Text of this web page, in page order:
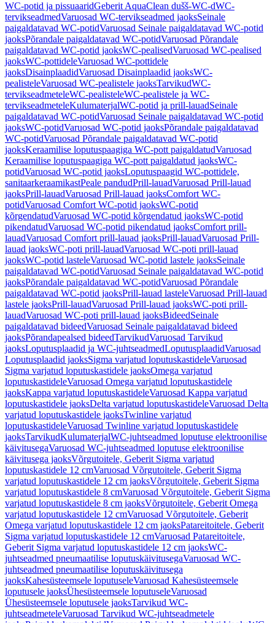
WC-potid ja pissuaaridGeberit AquaClean dušš-WC-dWC-
tervikseadmedVaruosad WC-tervikseadmed jaoksSeinale
paigaldatavad WC-potidVaruosad Seinale paigaldatavad WC-potid
jaoksPõrandale paigaldatavad WC-potidVaruosad Põrandale
paigaldatavad WC-potid jaoksWC-pealisedVaruosad WC-pealised
jaoksWC-pottideleVaruosad WC-pottidele
jaoksDisainplaadidVaruosad Disainplaadid jaoksWC-
pealisteleVaruosad WC-pealistele jaoksTarvikudWC-
tervikseadmeteleWC-pealisteleWC-pealistele ja WC-
tervikseadmeteleKulumaterjalWC-potid ja prill-lauadSeinale
paigaldatavad WC-potidVaruosad Seinale paigaldatavad WC-potid
jaoksWC-potidVaruosad WC-potid jaoksPõrandale paigaldatavad
WC-potidVaruosad Põrandale paigaldatavad WC-potid
jaoksKeraamilise loputuspaagiga WC-pott paigaldatudVaruosad
Keraamilise loputuspaagiga WC-pott paigaldatud jaoksWC-
potidVaruosad WC-potid jaoksLoputuspaagid WC-pottidele,
sanitaarkeraamikastPeale pandudPrill-lauadVaruosad Prill-lauad
jaoksPrill-lauadVaruosad Prill-lauad jaoksComfort WC-
potidVaruosad Comfort WC-potid jaoksWC-potid
kõrgendatudVaruosad WC-potid kõrgendatud jaoksWC-potid
pikendatudVaruosad WC-potid pikendatud jaoksComfort prill-
lauadVaruosad Comfort prill-lauad jaoksPrill-lauadVaruosad Prill-
lauad jaoksWC-poti prill-lauadVaruosad WC-poti prill-lauad
jaoksWC-potid lasteleVaruosad WC-potid lastele jaoksSeinale
paigaldatavad WC-potidVaruosad Seinale paigaldatavad WC-potid
jaoksPõrandale paigaldatavad WC-potidVaruosad Põrandale
paigaldatavad WC-potid jaoksPrill-lauad lasteleVaruosad Prill-lauad
lastele jaoksPrill-lauadVaruosad Prill-lauad jaoksWC-poti prill-
lauadVaruosad WC-poti prill-lauad jaoksBideedSeinale
paigaldatavad bideedVaruosad Seinale paigaldatavad bideed
jaoksPõrandapealsed bideedTarvikudVaruosad Tarvikud
jaoksLoputusplaadid ja WC-juhtseadmedLoputusplaadidVaruosad
Loputusplaadid jaoksSigma varjatud loputuskastideleVaruosad
Sigma varjatud loputuskastidele jaoksOmega varjatud
loputuskastideleVaruosad Omega varjatud loputuskastidele
jaoksKappa varjatud loputuskastideleVaruosad Kappa varjatud
loputuskastidele jaoksDelta varjatud loputuskastideleVaruosad Delta
varjatud loputuskastidele jaoksTwinline varjatud
loputuskastideleVaruosad Twinline varjatud loputuskastidele
jaoksTarvikudKulumaterjalWC-juhtseadmed loputuse elektroonilise
käivitusegaVaruosad WC-juhtseadmed loputuse elektroonilise
käivitusega jaoksVõrgutoitele, Geberit Sigma varjatud
loputuskastidele 12 cmVaruosad Võrgutoitele, Geberit Sigma
varjatud loputuskastidele 12 cm jaoksVõrgutoitele, Geberit Sigma
varjatud loputuskastidele 8 cmVaruosad Võrgutoitele, Geberit Sigma
varjatud loputuskastidele 8 cm jaoksVõrgutoitele, Geberit Omega
varjatud loputuskastidele 12 cmVaruosad Võrgutoitele, Geberit
Omega varjatud loputuskastidele 12 cm jaoksPatareitoitele, Geberit
Sigma varjatud loputuskastidele 12 cmVaruosad Patareitoitele,
Geberit Sigma varjatud loputuskastidele 12 cm jaoksWC-
juhtseadmed pneumaatilise loputuskäivitusegaVaruosad WC-
juhtseadmed pneumaatilise loputuskäivitusega
jaoksKahesüsteemsele loputuseleVaruosad Kahesüsteemsele
loputusele jaoksÜhesüsteemsele loputuseleVaruosad
Ühesüsteemsele loputusele jaoksTarvikud WC-
juhtseadmeteleVaruosad Tarvikud WC-juhtseadmetele